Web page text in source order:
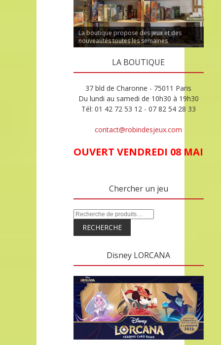
La boutique propose des jeux et des
nouveautés toutes les semaines
LA BOUTIQUE
37 bld de Charonne - 75011 Paris
Du lundi au samedi de 10h30 à 19h30
Tél: 01 42 72 53 12 - 07 82 54 28 33
contact@robindesjeux.com
OUVERT VENDREDI 08 MAI
Chercher un jeu
RECHERCHE
Disney LORCANA